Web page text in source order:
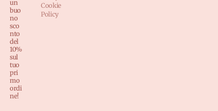
un
buo
no
sco
nto
del
10%
sul
tuo
pri
mo
ordi
ne!
Cookie
Policy